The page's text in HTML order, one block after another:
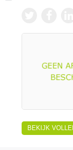
BEKIJK